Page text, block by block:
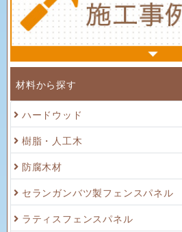
材料から探す
ハードウッド
樹脂・人工木
防腐木材
セランガンバツ製フェンスパネル
ラティスフェンスパネル